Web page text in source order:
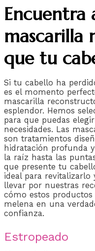
Encuentra
mascarilla
que tu
Si tu cabello ha
es el momento
mascarilla
esplendor. Hemos
para que puedas
necesidades. Las
son tratamientos
hidratación profunda
la raíz hasta las
que presente tu
ideal para revitalizarlo
llevar por nuestras
cómo estos
melena en una
confianza.
Estropeado